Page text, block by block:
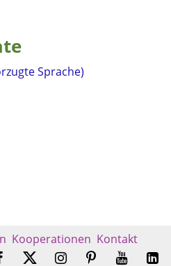
Sprache)
Kooperationen Kontakt